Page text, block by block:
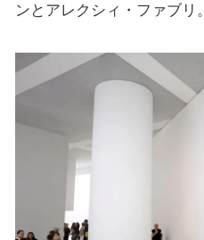
ンとアレクシィ・ファブリ。